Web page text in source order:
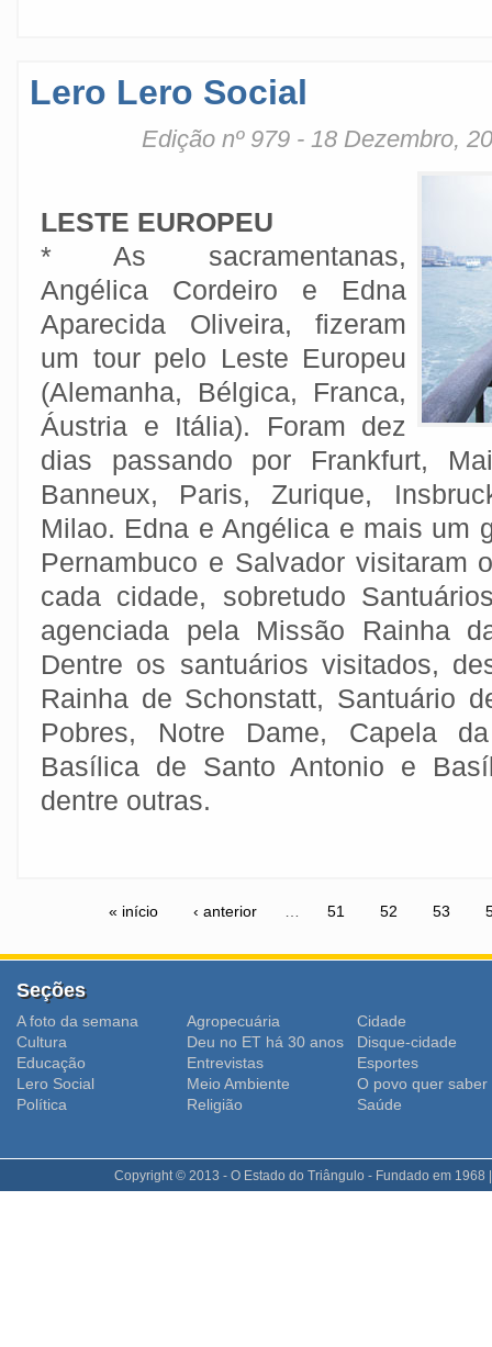
Lero Lero Social
Edição nº 979 - 18 Dezembro,
LESTE EUROPEU
* As sacramentanas,
Angélica Cordeiro e Edna
Aparecida Oliveira, fizeram
um tour pelo Leste Europeu
(Alemanha, Bélgica, Franca,
Áustria e Itália). Foram dez
dias passando por Frankfurt,
Banneux, Paris, Zurique,
Milao. Edna e Angélica e mais um
Pernambuco e Salvador visitaram
cada cidade, sobretudo
agenciada pela Missão Rainha
Dentre os santuários visitados,
Rainha de Schonstatt, Santuário
Pobres, Notre Dame, Capela
Basílica de Santo Antonio e
dentre outras.
« início ‹ anterior 51 52 53
Seções
A foto da semana Agropecuária
Cidade
Cultura
Deu no ET há 30 anos
Disque-cidade
Educação
Entrevistas
Esportes
Lero Social
Meio Ambiente
O povo quer saber
Polí­tica
Religião Saúde
Copyright © 2013 - O Estado do Triângulo - Fundado em